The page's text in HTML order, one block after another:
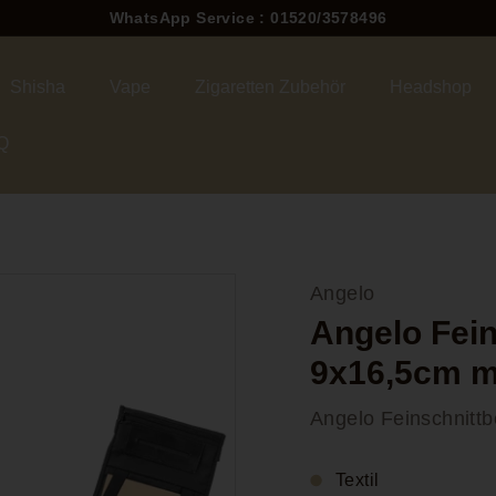
WhatsApp Service : 01520/3578496
Angelo
Angelo
9x16,5cm
Angelo
Textil